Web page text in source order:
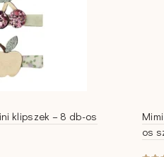
klipszek – 8 db-os
os